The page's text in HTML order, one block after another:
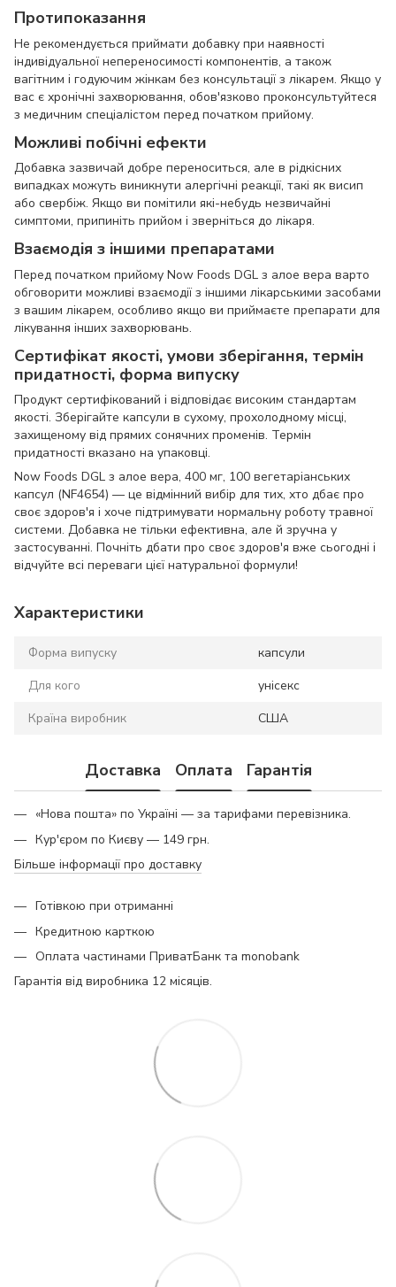
Протипоказання
Не рекомендується приймати добавку при наявності
індивідуальної непереносимості компонентів, а також
вагітним і годуючим жінкам без консультації з лікарем. Якщо у
вас є хронічні захворювання, обов'язково проконсультуйтеся
з медичним спеціалістом перед початком прийому.
Можливі побічні ефекти
Добавка зазвичай добре переноситься, але в рідкісних
випадках можуть виникнути алергічні реакції, такі як висип
або свербіж. Якщо ви помітили які-небудь незвичайні
симптоми, припиніть прийом і зверніться до лікаря.
Взаємодія з іншими препаратами
Перед початком прийому Now Foods DGL з алое вера варто
обговорити можливі взаємодії з іншими лікарськими засобами
з вашим лікарем, особливо якщо ви приймаєте препарати для
лікування інших захворювань.
Сертифікат якості, умови зберігання, термін
придатності, форма випуску
Продукт сертифікований і відповідає високим стандартам
якості. Зберігайте капсули в сухому, прохолодному місці,
захищеному від прямих сонячних променів. Термін
придатності вказано на упаковці.
Now Foods DGL з алое вера, 400 мг, 100 вегетаріанських
капсул (NF4654) — це відмінний вибір для тих, хто дбає про
своє здоров'я і хоче підтримувати нормальну роботу травної
системи. Добавка не тільки ефективна, але й зручна у
застосуванні. Почніть дбати про своє здоров'я вже сьогодні і
відчуйте всі переваги цієї натуральної формули!
Характеристики
Форма випуску
капсули
Для кого
унісекс
Країна виробник
США
Доставка Оплата Гарантія
«Нова пошта» по Україні — за тарифами перевізника.
Кур'єром по Києву — 149 грн.
Більше інформації про доставку
Готівкою при отриманні
Кредитною карткою
Оплата частинами ПриватБанк та monobank
Гарантія від виробника 12 місяців.